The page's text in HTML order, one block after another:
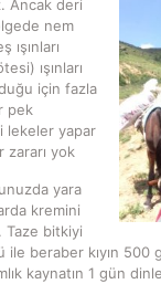
Ancak deri
nem
ışınları
ışınları
için fazla
pek
lekeler yapar
yok
yara
kremini
Taze bitkiyi
ile beraber kıyın 500
kaynatın 1 gün